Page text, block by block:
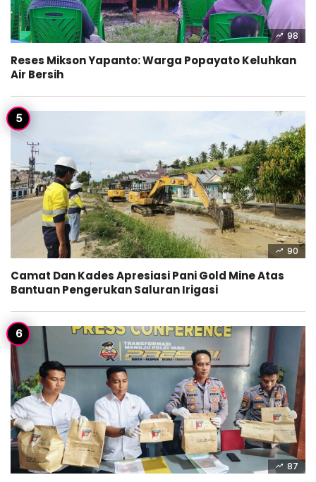
98
Reses Mikson Yapanto: Warga Popayato Keluhkan
Air Bersih
90
Camat Dan Kades Apresiasi Pani Gold Mine Atas
Bantuan Pengerukan Saluran Irigasi
87